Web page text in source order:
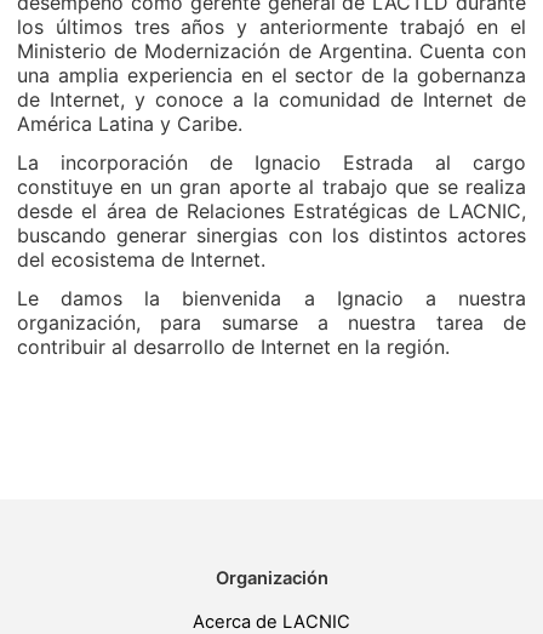
los últimos tres años y anteriormente trabajó en el
Ministerio de Modernización de Argentina. Cuenta con
una amplia experiencia en el sector de la gobernanza
de Internet, y conoce a la comunidad de Internet de
América Latina y Caribe.
La incorporación de Ignacio Estrada al cargo
constituye en un gran aporte al trabajo que se realiza
desde el área de Relaciones Estratégicas de LACNIC,
buscando generar sinergias con los distintos actores
del ecosistema de Internet.
Le damos la bienvenida a Ignacio a nuestra
organización, para sumarse a nuestra tarea de
contribuir al desarrollo de Internet en la región.
Organización
Acerca de LACNIC